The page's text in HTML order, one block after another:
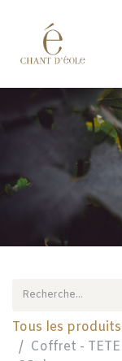
Tous les produits
Coffret -